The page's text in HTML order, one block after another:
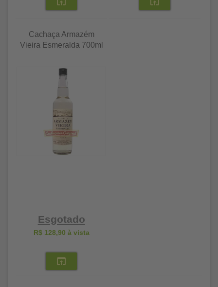
Cachaça Armazém
Vieira Esmeralda 700ml
Esgotado
R$ 128,90 à vista